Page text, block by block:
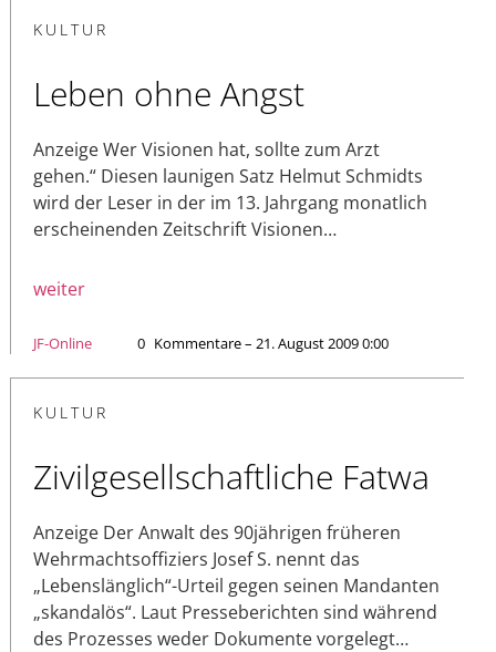
KULTUR
Leben ohne Angst
Anzeige Wer Visionen hat, sollte zum Arzt
gehen.“ Diesen launigen Satz Helmut Schmidts
wird der Leser in der im 13. Jahrgang monatlich
erscheinenden Zeitschrift Visionen…
weiter
JF-Online 0 Kommentare – 21. August 2009 0:00
KULTUR
Zivilgesellschaftliche Fatwa
Anzeige Der Anwalt des 90jährigen früheren
Wehrmachtsoffiziers Josef S. nennt das
„Lebenslänglich“-Urteil gegen seinen Mandanten
„skandalös“. Laut Presseberichten sind während
des Prozesses weder Dokumente vorgelegt…